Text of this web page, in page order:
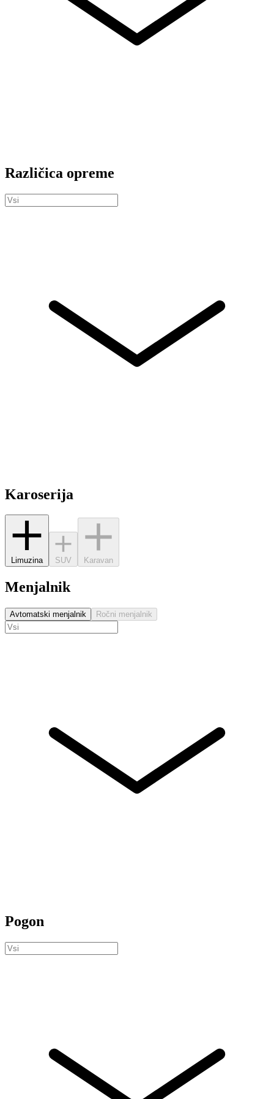
Različica opreme
Karoserija
Limuzina SUV Karavan
Menjalnik
Avtomatski menjalnik Ročni menjalnik
Pogon